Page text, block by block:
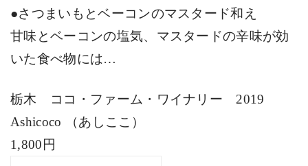
●さつまいもとベーコンのマスタード和え
甘味とベーコンの塩気、マスタードの辛味が効
いた食べ物には…
栃木 ココ・ファーム・ワイナリー 2019
Ashicoco
（あしここ）
1,800円